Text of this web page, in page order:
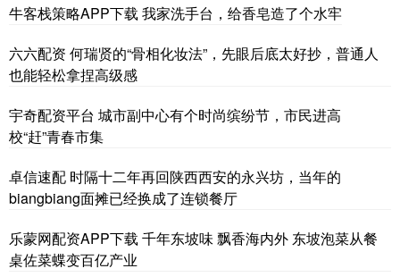
牛客栈策略APP下载 我家洗手台，给香皂造了个水牢
六六配资 何瑞贤的“骨相化妆法”，先眼后底太好抄，普通人
也能轻松拿捏高级感
宇奇配资平台 城市副中心有个时尚缤纷节，市民进高
校“赶”青春市集
卓信速配 时隔十二年再回陕西西安的永兴坊，当年的
biangbiang面摊已经换成了连锁餐厅
乐蒙网配资APP下载 千年东坡味 飘香海内外 东坡泡菜从餐
桌佐菜蝶变百亿产业